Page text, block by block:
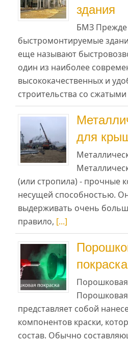
здания
БМЗ Прежде
быстромонтируемые
еще называют
один из наиболее
высококачественных и
строительства со сжатыми
для
(или стропила) - прочные
несущей способностью.
выдерживать очень
правило, [...]
представляет собой
компонентов краски,
состав. Обычно